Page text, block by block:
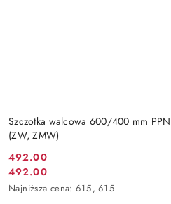
Szczotka walcowa 600/400 mm
(ZW, ZMW)
Cena
promocyjna:
492.00
Cena
promocyjna:
492.00
Najniższa
Najniższa cena: 615, 615